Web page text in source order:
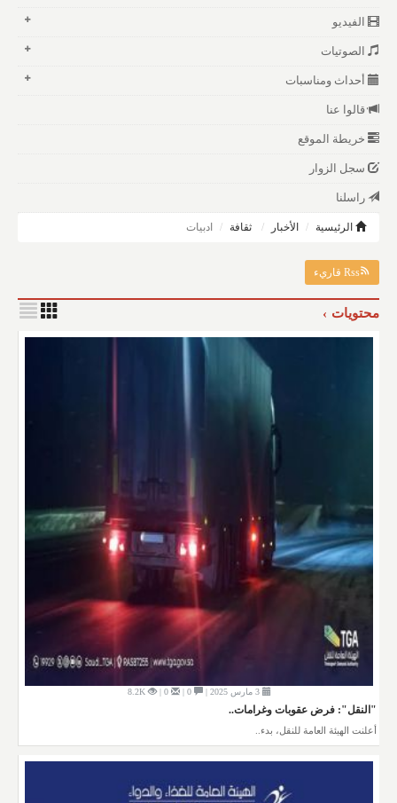
الفيديو
الصوتيات
أحداث ومناسبات
قالوا عنا
خريطة الموقع
سجل الزوار
راسلنا
الرئيسية الأخبار ثقافة ادبيات
Rss قاريء
محتويات
3 مارس 2025 | 0 |
0 |
8.2K
"النقل": فرض عقوبات وغرامات..
أعلنت الهيئة العامة للنقل، بدء..